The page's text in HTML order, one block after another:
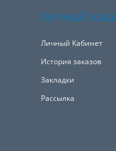
ЛИЧНЫЙ
Личный Кабинет
История заказов
Закладки
Рассылка